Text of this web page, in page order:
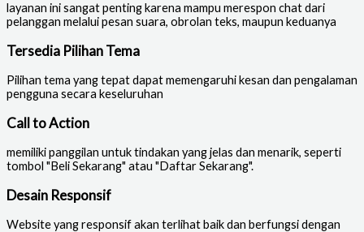
layanan ini sangat penting karena mampu merespon chat dari
pelanggan melalui pesan suara, obrolan teks, maupun keduanya
Tersedia Pilihan Tema
Pilihan tema yang tepat dapat memengaruhi kesan dan pengalaman
pengguna secara keseluruhan
Call to Action
memiliki panggilan untuk tindakan yang jelas dan menarik, seperti
tombol "Beli Sekarang" atau "Daftar Sekarang".
Desain Responsif
Website yang responsif akan terlihat baik dan berfungsi dengan